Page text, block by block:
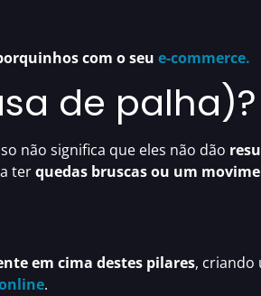
com o seu e-commerce.
de palha)?
não significa que eles não dão
terquedas bruscas ou um
em cima destes pilares, criando
.